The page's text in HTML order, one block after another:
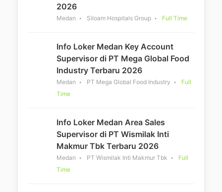
2026
Medan Siloam Hospitals Group Full Time
Info Loker Medan Key Account
Supervisor di PT Mega Global Food
Industry Terbaru 2026
Medan PT Mega Global Food Industry
Full
Time
Info Loker Medan Area Sales
Supervisor di PT Wismilak Inti
Makmur Tbk Terbaru 2026
Medan PT Wismilak Inti Makmur Tbk
Full
Time